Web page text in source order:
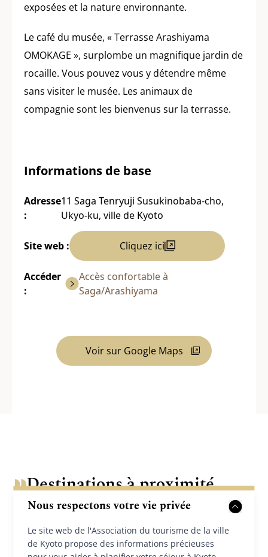
Nous respectons votre vie privée
Le site web de l'Association du tourisme de la ville
de Kyoto propose des informations précieuses
exposées et la nature environnante.
Le café du musée, « Terrasse Arashiyama
OMOKAGE », surplombe un magnifique jardin de
rocaille. Vous pouvez vous y détendre même
sans visiter le musée. Les animaux de
compagnie sont les bienvenus sur la terrasse.
Informations de base
Adresse
:
11 Saga Tenryuji Susukinobaba-cho,
Ukyo-ku, ville de Kyoto
Site web : Cliquez ici
Accéder
:
Accès confortable à
Saga/Arashiyama
Voir sur Google Maps
Destinations à proximité